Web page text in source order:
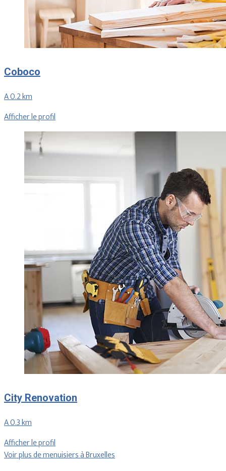
Coboco
A 0.2 km
Afficher le profil
City Renovation
A 0.3 km
Afficher le profil
Voir plus de menuisiers à Bruxelles